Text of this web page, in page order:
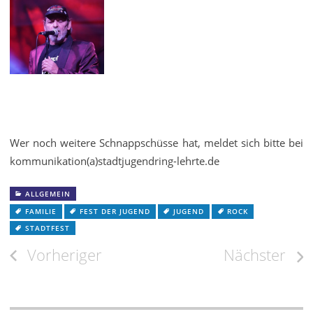
Wer noch weitere Schnappschüsse hat, meldet sich bitte bei
kommunikation(a)stadtjugendring-lehrte.de
ALLGEMEIN
FAMILIE
FEST DER JUGEND JUGEND
ROCK
STADTFEST
Beitragsnavigation
Vorheriger Nächster